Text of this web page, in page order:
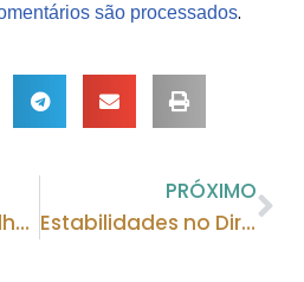
são processados.
Direitos do Trabalhador Demitido no Período de Experiência: Conheça Agora!
PRÓXIMO
Estabilidades no Direito do Trabalho